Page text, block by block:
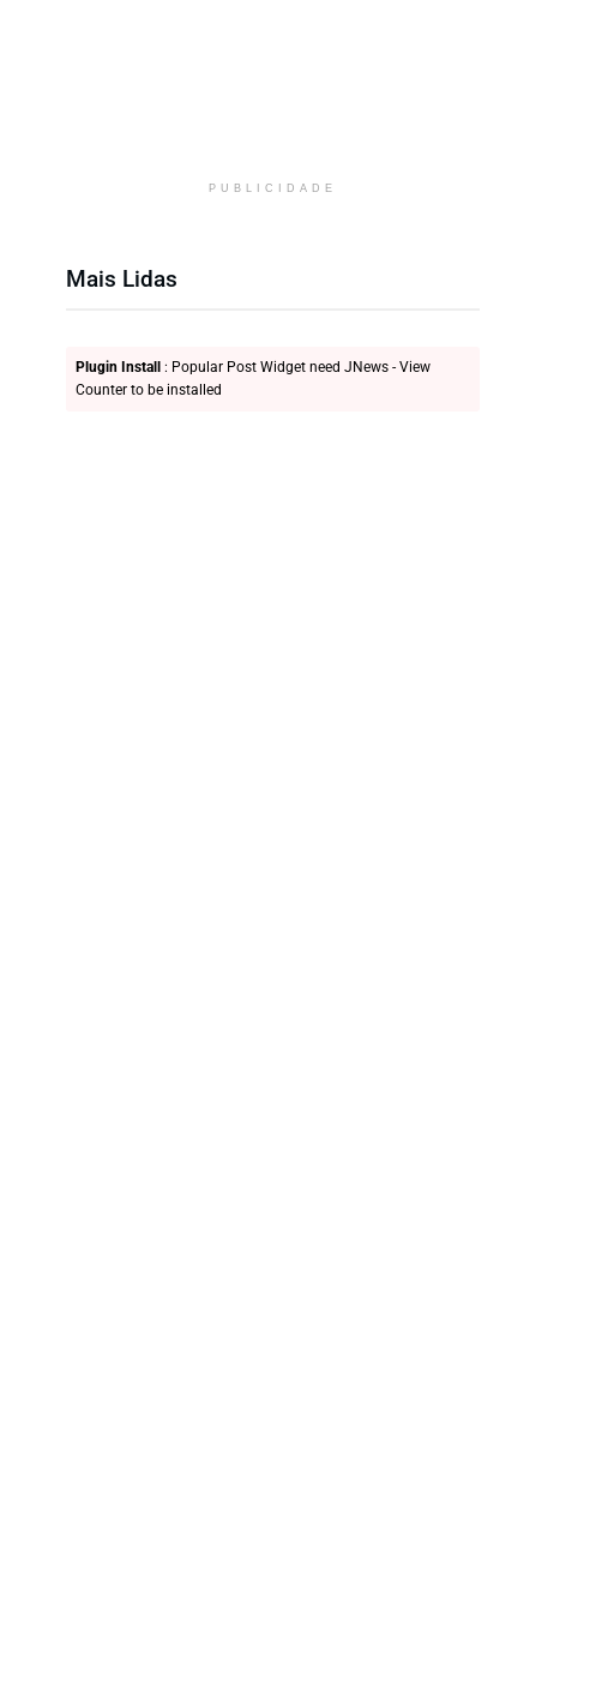
PUBLICIDADE
Mais Lidas
Plugin Install
: Popular Post Widget need JNews - View
Counter to be installed